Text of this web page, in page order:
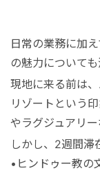
日常の業務に加
の魅力についても
現地に来る前は
リゾートという
やラグジュアリ
しかし、2週間滞
•ヒンドゥー教の